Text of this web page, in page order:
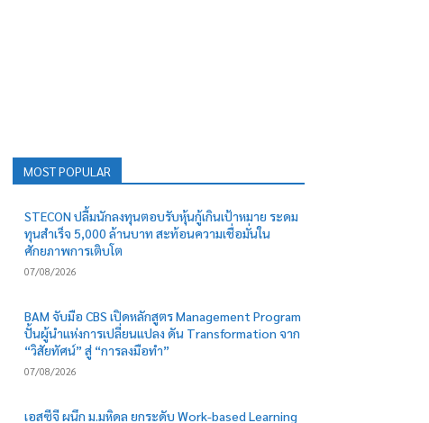
MOST POPULAR
STECON ปลื้มนักลงทุนตอบรับหุ้นกู้เกินเป้าหมาย ระดม
ทุนสำเร็จ 5,000 ล้านบาท สะท้อนความเชื่อมั่นใน
ศักยภาพการเติบโต
07/08/2026
BAM จับมือ CBS เปิดหลักสูตร Management Program
ปั้นผู้นำแห่งการเปลี่ยนแปลง ดัน Transformation จาก
“วิสัยทัศน์” สู่ “การลงมือทำ”
07/08/2026
เอสซีจี ผนึก ม.มหิดล ยกระดับ Work-based Learning